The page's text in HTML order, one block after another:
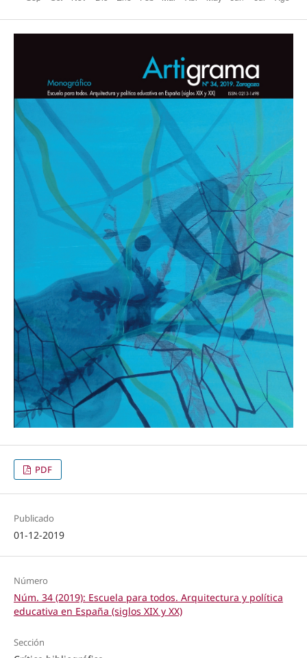
PDF
Publicado
01-12-2019
Número
Núm. 34 (2019): Escuela para todos. Arquitectura y política
educativa en España (siglos XIX y XX)
Sección